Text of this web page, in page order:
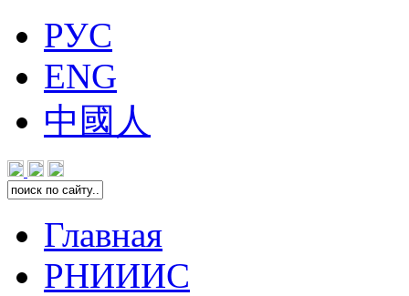
РУС
ENG
中國人
Главная
РНИИИС